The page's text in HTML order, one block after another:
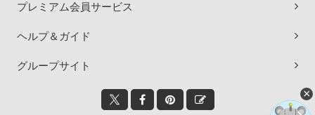
プレミアム会員サービス
ヘルプ＆ガイド
グループサイト
×